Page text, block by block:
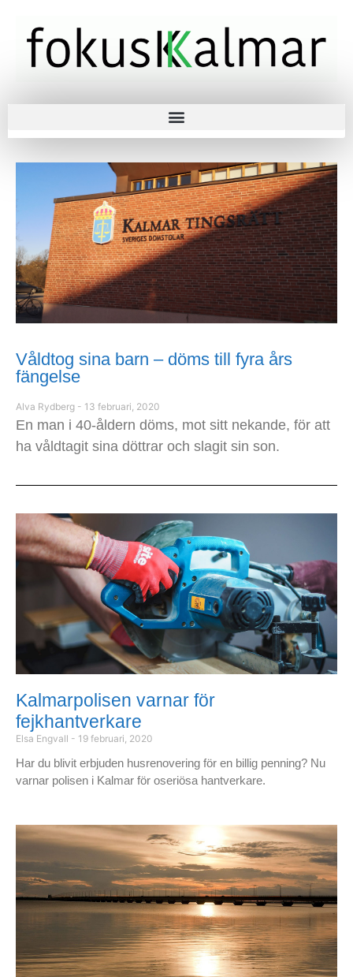
Våldtog sina barn – döms till fyra års
fängelse
Alva Rydberg 13 februari, 2020
En man i 40-åldern döms, mot sitt nekande, för att
ha våldtagit sina döttrar och slagit sin son.
Kalmarpolisen varnar för
fejkhantverkare
Elsa Engvall 19 februari, 2020
Har du blivit erbjuden husrenovering för en billig penning? Nu
varnar polisen i Kalmar för oseriösa hantverkare.